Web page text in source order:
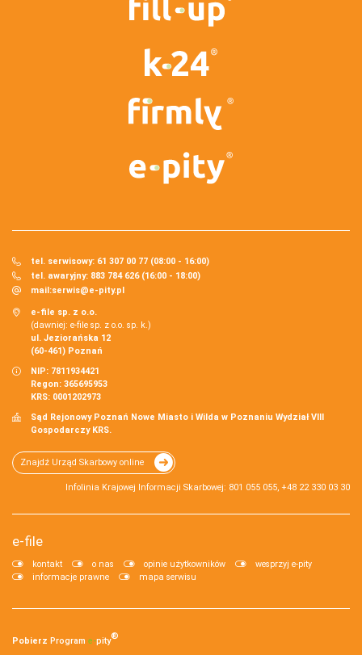
tel. serwisowy: 61 307 00 77 (08:00 - 16:00)
tel. awaryjny: 883 784 626 (16:00 - 18:00)
mail:serwis@e-pity.pl
e-file sp. z o.o.
(dawniej: e-file sp. z o.o. sp. k.)
ul. Jeziorańska 12
(60-461) Poznań
NIP: 7811934421
Regon: 365695953
KRS: 0001202973
Sąd Rejonowy Poznań Nowe Miasto i Wilda w Poznaniu Wydział VIII
Gospodarczy KRS.
Znajdź Urząd Skarbowy online
Infolinia Krajowej Informacji Skarbowej: 801 055 055, +48 22 330 03 30
e-file
kontakt o nas opinie użytkowników
wesprzyj e-pity
informacje prawne
mapa serwisu
Pobierz Program e‑pity®